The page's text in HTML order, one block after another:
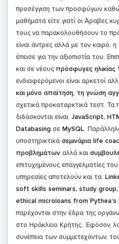
προσέγγιση των προσφύγων
μαθήματα είτε γιατί οι Άραβες
τους να παρακολουθήσουν το
είναι άντρες αλλά με τον καιρό, η
έπεισε για την αξιοπιστία του.
και σε νέους πρόσφυγες
ενδιαφερόμενοι είναι αρκετοί
και μόνο απαίτηση, τη γνώση
σχετικά προκαταρκτικά τεστ.
διδάσκονται είναι: JavaScript,
Databasing σε MySQL.
υποστηρικτικά σεμινάρια life
προβλημάτων αλλά και
επιτυχημένους επαγγελματίες
υπηρεσίες αποτελούν και τα:
soft skills seminars, study group,
ethical microloans from Pythea’s
παρέχονται στην έδρα της
στο Ηράκλειο Κρήτης.. Εφόσον,
συνέπεια των συμμετεχόντων,